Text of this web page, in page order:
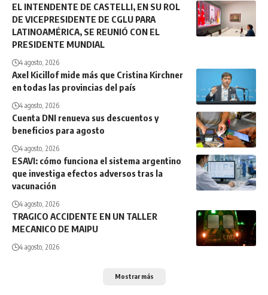
EL INTENDENTE DE CASTELLI, EN SU ROL
DE VICEPRESIDENTE DE CGLU PARA
LATINOAMÉRICA, SE REUNIÓ CON EL
PRESIDENTE MUNDIAL
4 agosto, 2026
Axel Kicillof mide más que Cristina Kirchner
en todas las provincias del país
4 agosto, 2026
Cuenta DNI renueva sus descuentos y
beneficios para agosto
4 agosto, 2026
ESAVI: cómo funciona el sistema argentino
que investiga efectos adversos tras la
vacunación
4 agosto, 2026
TRAGICO ACCIDENTE EN UN TALLER
MECANICO DE MAIPU
4 agosto, 2026
Mostrar más